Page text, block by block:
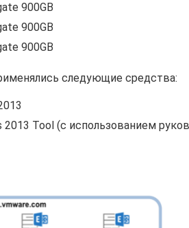
900GB
900GB
900GB
следующие средства:
Tool (с использованием